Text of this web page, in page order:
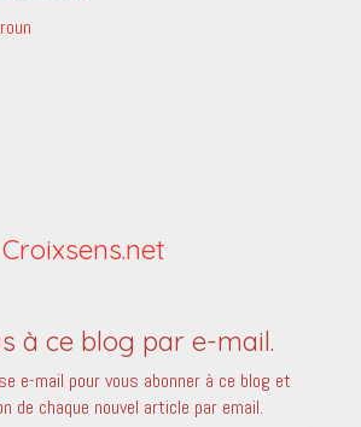
à ce blog par e-mail.
e-mail pour vous abonner à ce blog et
de chaque nouvel article par email.